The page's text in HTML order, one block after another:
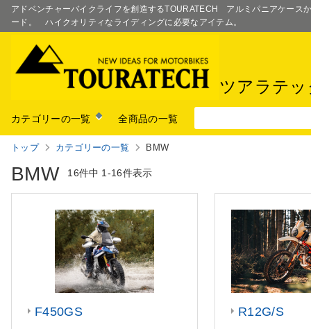
アドベンチャーバイクライフを創造するTOURATECH アルミパニアケース
ード。 ハイクオリティなライディングに必要なアイテム。
ツアラテ
カテゴリーの一覧 全商品の一覧
トップ カテゴリーの一覧 BMW
BMW 16件中 1-16件表示
F450GS R12G/S